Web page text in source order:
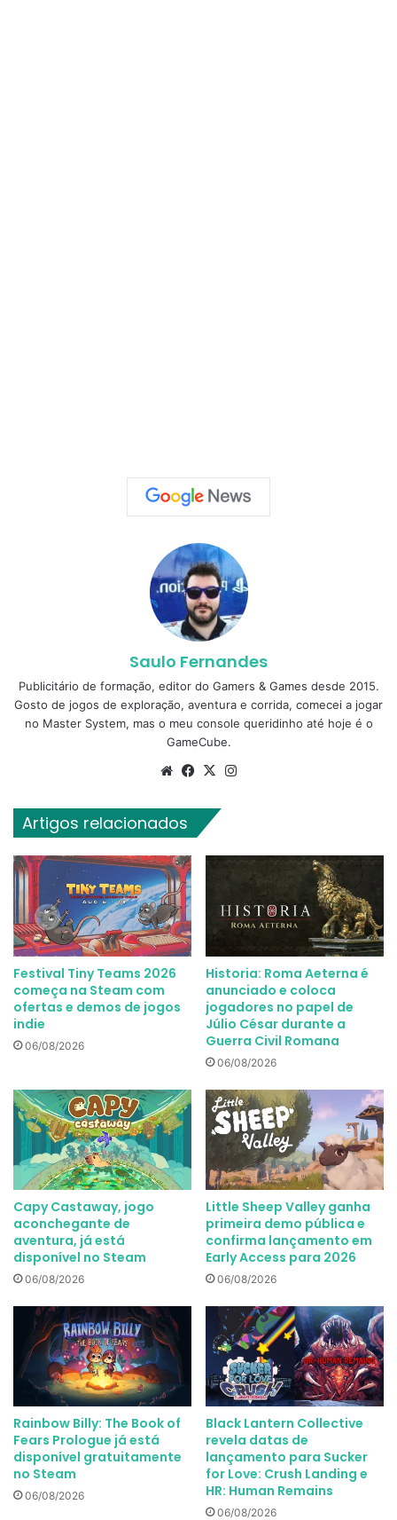
Saulo Fernandes
Publicitário de formação, editor do Gamers & Games desde 2015.
Gosto de jogos de exploração, aventura e corrida, comecei a jogar
no Master System, mas o meu console queridinho até hoje é o
GameCube.
WebsiteFacebook
X
Artigos relacionados
Festival Tiny Teams 2026
começa na Steam com
ofertas e demos de jogos
indie
06/08/2026
Historia: Roma Aeterna é
anunciado e coloca
jogadores no papel de
Júlio César durante a
Guerra Civil Romana
06/08/2026
Capy Castaway, jogo
aconchegante de
aventura, já está
disponível no Steam
06/08/2026
Little Sheep Valley ganha
primeira demo pública e
confirma lançamento em
Early Access para 2026
06/08/2026
Rainbow Billy: The Book of
Fears Prologue já está
disponível gratuitamente
no Steam
06/08/2026
Black Lantern Collective
revela datas de
lançamento para Sucker
for Love: Crush Landing e
HR: Human Remains
06/08/2026